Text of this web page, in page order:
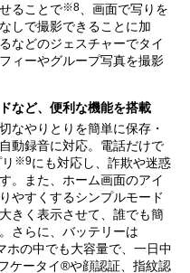
ることで※8 、画面で写りを
しで撮影できることに加
などのジェスチャーでタイ
ィーやグループ写真を撮影
など、便利な機能を搭載
なやりとりを簡単に保存・
動録音に対応。電話だけで
※9にも対応し、詐欺や迷惑
。また、ホーム画面のアイ
やすくするシンプルモード
きく表示させて、誰でも簡
さらに、バッテリーは
ホの中でも大容量で、一日中
フケータイ®や顔認証、指紋認